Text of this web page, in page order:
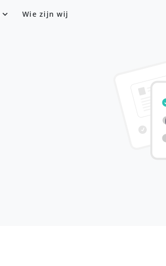
Wie zijn wij